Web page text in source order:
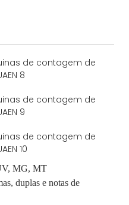
MG, MT
duplas e notas de